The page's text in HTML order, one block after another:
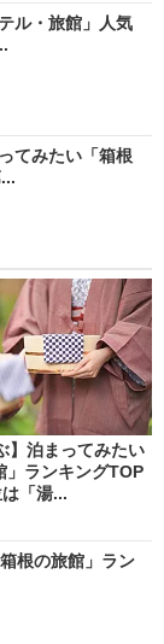
ル・旅館」人気
てみたい「箱根
】泊まってみたい
」ランキングTOP
「湯...
根の旅館」ラン